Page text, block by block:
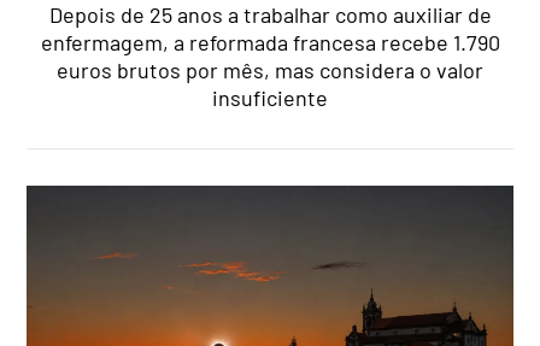
Depois de 25 anos a trabalhar como auxiliar de
enfermagem, a reformada francesa recebe 1.790
euros brutos por mês, mas considera o valor
insuficiente